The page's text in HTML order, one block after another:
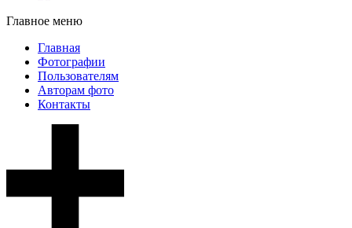
Главное меню
Главная
Фотографии
Пользователям
Авторам фото
Контакты